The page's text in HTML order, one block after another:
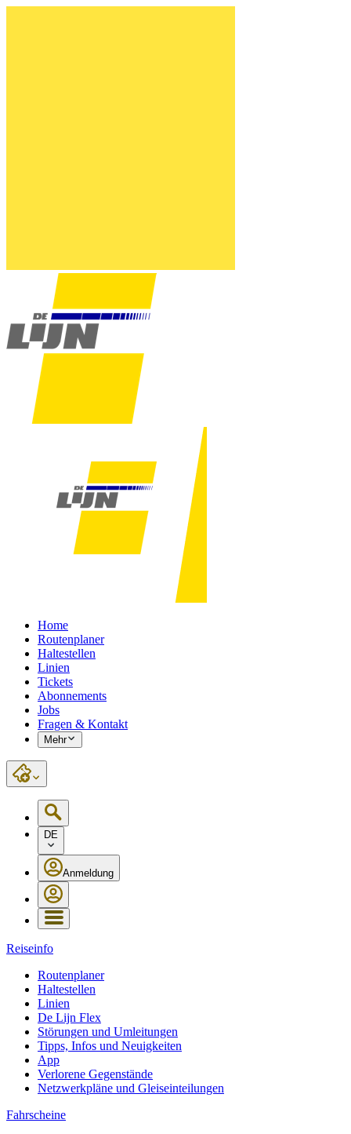
Home
Routenplaner
Haltestellen
Linien
Tickets
Abonnements
Jobs
Fragen & Kontakt
Mehr
DE
Anmeldung
Reiseinfo
Routenplaner
Haltestellen
Linien
De Lijn Flex
Störungen und Umleitungen
Tipps, Infos und Neuigkeiten
App
Verlorene Gegenstände
Netzwerkpläne und Gleiseinteilungen
Fahrscheine